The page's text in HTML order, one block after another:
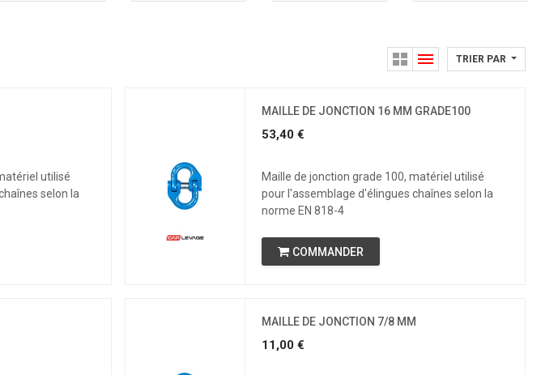
TRIER PAR
utilisé
selon la
MAILLE DE JONCTION 16 MM GRADE100
53,40€
Maille de jonction grade 100, matériel utilisé
pour l'assemblage d'élingues chaînes selon la
norme EN 818-4
COMMANDER
MAILLE DE JONCTION 7/8 MM
11,00€